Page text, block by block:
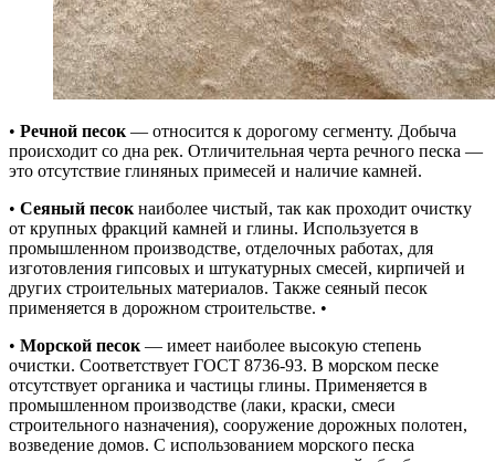
• Речной песок — относится к дорогому сегменту. Добыча
происходит со дна рек. Отличительная черта речного песка —
это отсутствие глиняных примесей и наличие камней.
• Сеяный песок наиболее чистый, так как проходит очистку
от крупных фракций камней и глины. Используется в
промышленном производстве, отделочных работах, для
изготовления гипсовых и штукатурных смесей, кирпичей и
других строительных материалов. Также сеяный песок
применяется в дорожном строительстве. •
• Морской песок — имеет наиболее высокую степень
очистки. Соответствует ГОСТ 8736-93. В морском песке
отсутствует органика и частицы глины. Применяется в
промышленном производстве (лаки, краски, смеси
строительного назначения), сооружение дорожных полотен,
возведение домов. С использованием морского песка